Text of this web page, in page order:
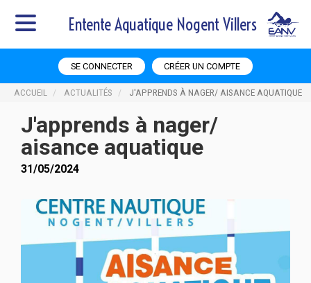
Entente Aquatique Nogent Villers
SE CONNECTER CRÉER UN COMPTE
ACCUEIL ACTUALITÉS J'APPRENDS À NAGER/ AISANCE AQUATIQUE
J'apprends à nager/
aisance aquatique
31/05/2024